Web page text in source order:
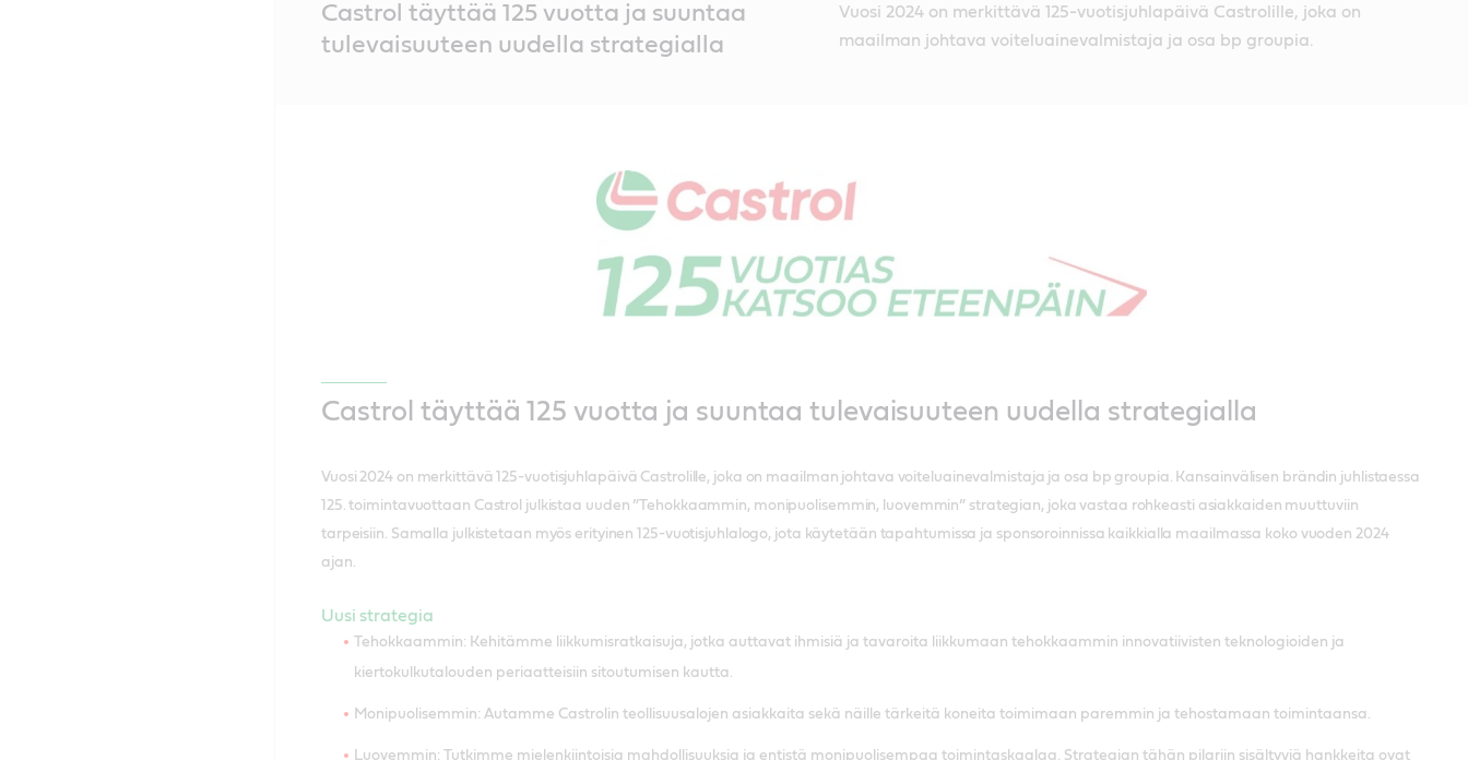
ContentCastrol täyttää 125 vuotta ja suuntaa
tulevaisuuteen uudella strategialla
Vuosi 2024 on merkittävä 125-vuotisjuhlapäivä Castrolille, joka on
maailman johtava voiteluainevalmistaja ja osa bp groupia.
Castrol täyttää 125 vuotta ja suuntaa tulevaisuuteen uudella strategialla
Vuosi 2024 on merkittävä 125-vuotisjuhlapäivä Castrolille, joka on maailman johtava voiteluainevalmistaja ja osa bp groupia. Kansainvälisen brändin juhlistaessa
125. toimintavuottaan Castrol julkistaa uuden ”Tehokkaammin, monipuolisemmin, luovemmin” strategian, joka vastaa rohkeasti asiakkaiden muuttuviin
tarpeisiin. Samalla julkistetaan myös erityinen 125-vuotisjuhlalogo, jota käytetään tapahtumissa ja sponsoroinnissa kaikkialla maailmassa koko vuoden 2024
ajan.
Uusi strategia
Tehokkaammin: Kehitämme liikkumisratkaisuja, jotka auttavat ihmisiä ja tavaroita liikkumaan tehokkaammin innovatiivisten teknologioiden ja
kiertokulkutalouden periaatteisiin sitoutumisen kautta.
Monipuolisemmin: Autamme Castrolin teollisuusalojen asiakkaita sekä näille tärkeitä koneita toimimaan paremmin ja tehostamaan toimintaansa.
Luovemmin: Tutkimme mielenkiintoisia mahdollisuuksia ja entistä monipuolisempaa toimintaskaalaa. Strategian tähän pilariin sisältyviä hankkeita ovat